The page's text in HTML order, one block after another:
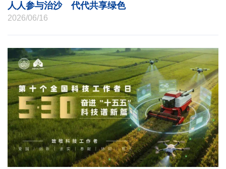
人人参与治沙 代代共享绿色
2026/06/16